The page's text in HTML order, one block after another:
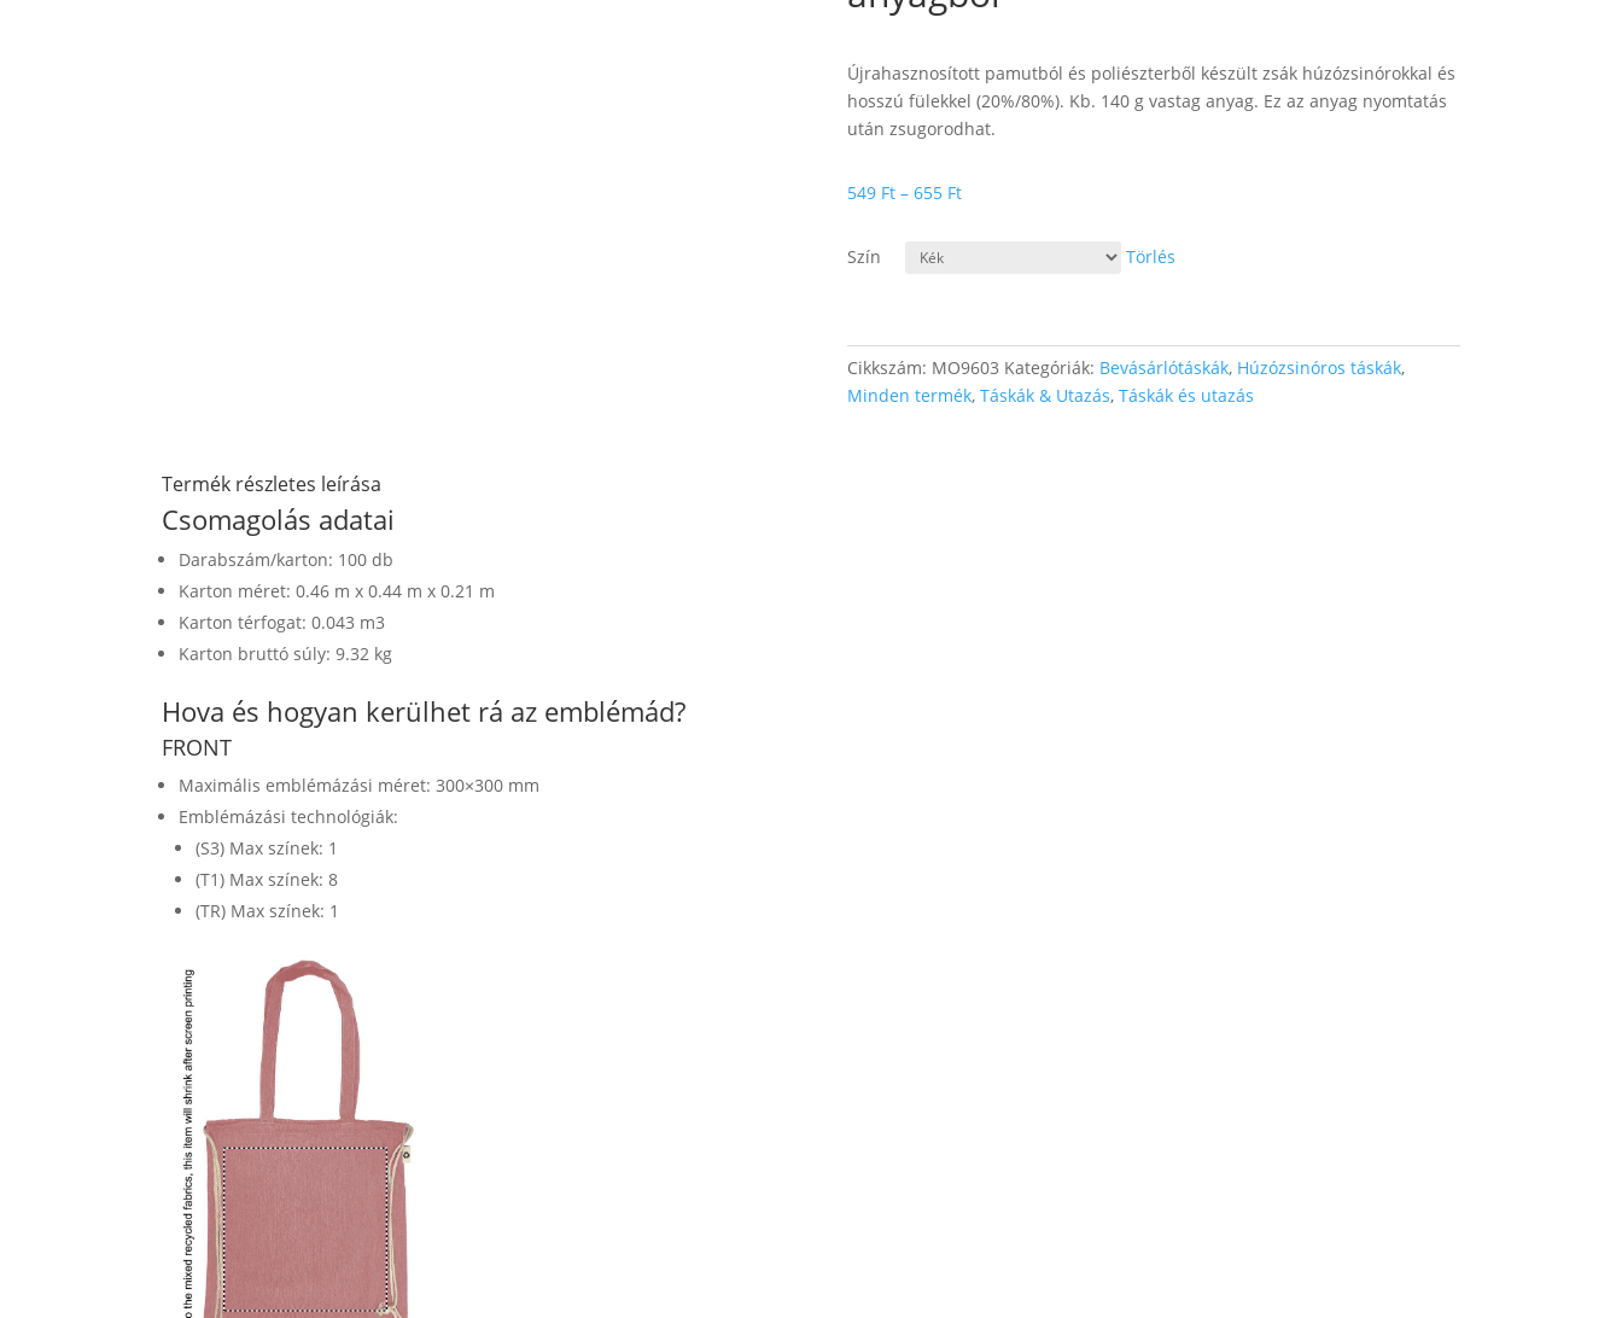
Újrahasznosított pamutból és poliészterből készült zsák húzózsinórokkal és
hosszú fülekkel (20%/80%). Kb. 140 g vastag anyag. Ez az anyag nyomtatás
után zsugorodhat.
549 Ft – 655 FtÁrtartomány:
Szín Törlés
Cikkszám: MO9603 Kategóriák: Bevásárlótáskák, Húzózsinóros táskák,
Minden termék, Táskák & Utazás, Táskák és utazás
Termék részletes leírása
Csomagolás adatai
Darabszám/karton: 100 db
Karton méret: 0.46 m x 0.44 m x 0.21 m
Karton térfogat: 0.043 m3
Karton bruttó súly: 9.32 kg
Hova és hogyan kerülhet rá az emblémád?
FRONT
Maximális emblémázási méret: 300×300 mm
Emblémázási technológiák:
(S3) Max színek: 1
(T1) Max színek: 8
(TR) Max színek: 1